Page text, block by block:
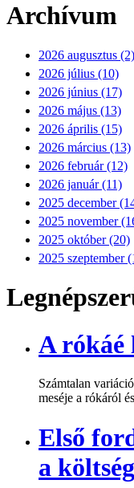
Archívum
2026 augusztus (2)
2026 július (10)
2026 június (17)
2026 május (13)
2026 április (15)
2026 március (13)
2026 február (12)
2026 január (11)
2025 december
2025 november
2025 október (20)
2025 szeptember
A rókáé
Számtalan
meséje a rókáról
Első
a